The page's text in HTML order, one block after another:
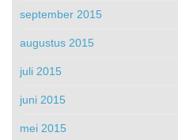
september 2015
augustus 2015
juli 2015
juni 2015
mei 2015